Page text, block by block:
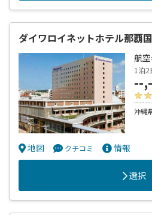
ダイワロイネットホテル那覇
航
1泊2
--
沖縄
地図 クチコミ 情報
選択